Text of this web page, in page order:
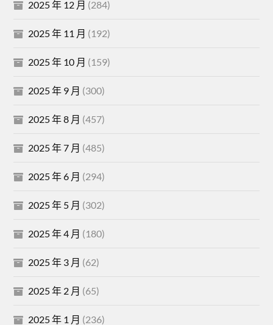
2025 年 12 月 (284)
2025 年 11 月 (192)
2025 年 10 月 (159)
2025 年 9 月 (300)
2025 年 8 月 (457)
2025 年 7 月 (485)
2025 年 6 月 (294)
2025 年 5 月 (302)
2025 年 4 月 (180)
2025 年 3 月 (62)
2025 年 2 月 (65)
2025 年 1 月 (236)